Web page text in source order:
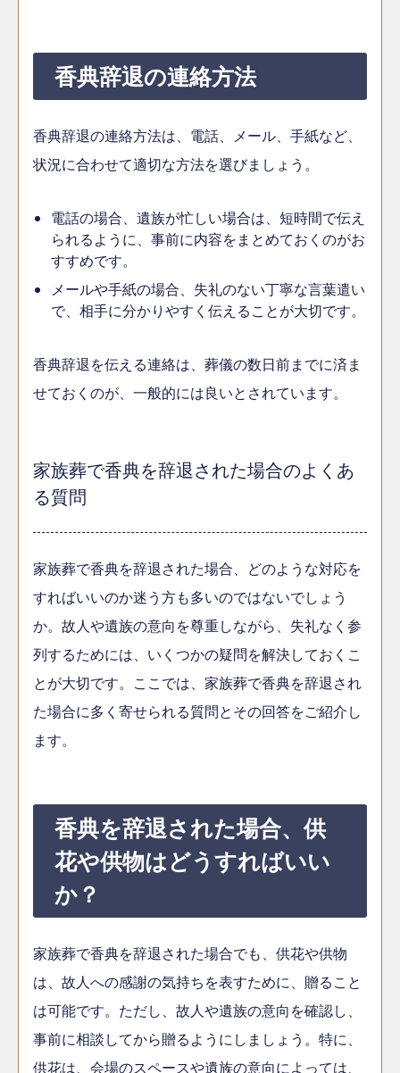
香典辞退の連絡方法
香典辞退の連絡方法は、電話、メール、手紙など、
状況に合わせて適切な方法を選びましょう。
電話の場合、遺族が忙しい場合は、短時間で伝え
られるように、事前に内容をまとめておくのがお
すすめです。
メールや手紙の場合、失礼のない丁寧な言葉遣い
で、相手に分かりやすく伝えることが大切です。
香典辞退を伝える連絡は、葬儀の数日前までに済ま
せておくのが、一般的には良いとされています。
家族葬で香典を辞退された場合のよくあ
る質問
家族葬で香典を辞退された場合、どのような対応を
すればいいのか迷う方も多いのではないでしょう
か。故人や遺族の意向を尊重しながら、失礼なく参
列するためには、いくつかの疑問を解決しておくこ
とが大切です。ここでは、家族葬で香典を辞退され
た場合に多く寄せられる質問とその回答をご紹介し
ます。
香典を辞退された場合、供
花や供物はどうすればいい
か？
家族葬で香典を辞退された場合でも、供花や供物
は、故人への感謝の気持ちを表すために、贈ること
は可能です。ただし、故人や遺族の意向を確認し、
事前に相談してから贈るようにしましょう。特に、
供花は、会場のスペースや遺族の意向によっては、